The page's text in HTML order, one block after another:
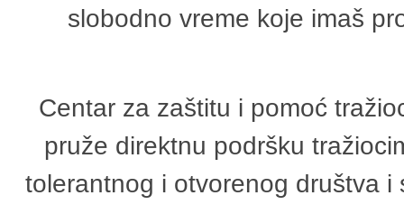
slobodno vreme koje imaš
Centar za zaštitu i pomoć
pruže direktnu podršku
tolerantnog i otvorenog društva